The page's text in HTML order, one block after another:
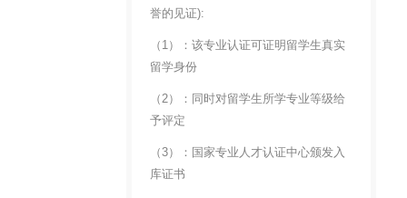
誉的见证):
（1）：该专业认证可证明留学生真实
留学身份
（2）：同时对留学生所学专业等级给
予评定
（3）：国家专业人才认证中心颁发入
库证书